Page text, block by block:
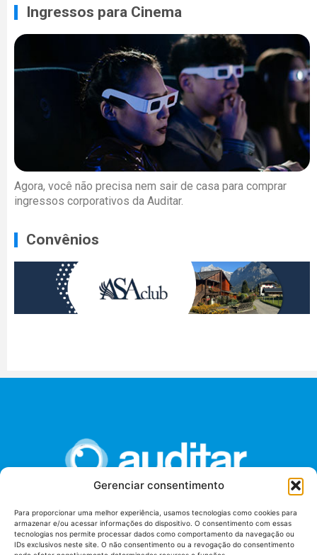
Gerenciar consentimento
Para proporcionar uma melhor experiência, usamos tecnologias como cookies para
armazenar e/ou acessar informações do dispositivo. O consentimento com essas
tecnologias nos permite processar dados como comportamento da navegação ou
IDs exclusivos neste site. O não consentimento ou a revogação do consentimento
Ingressos para Cinema
Agora, você não precisa nem sair de casa para comprar
ingressos corporativos da Auditar.
Convênios
União dos Auditores Federais de Controle Externo -
AUDITAR